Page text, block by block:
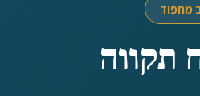
מחפוד
תקווה